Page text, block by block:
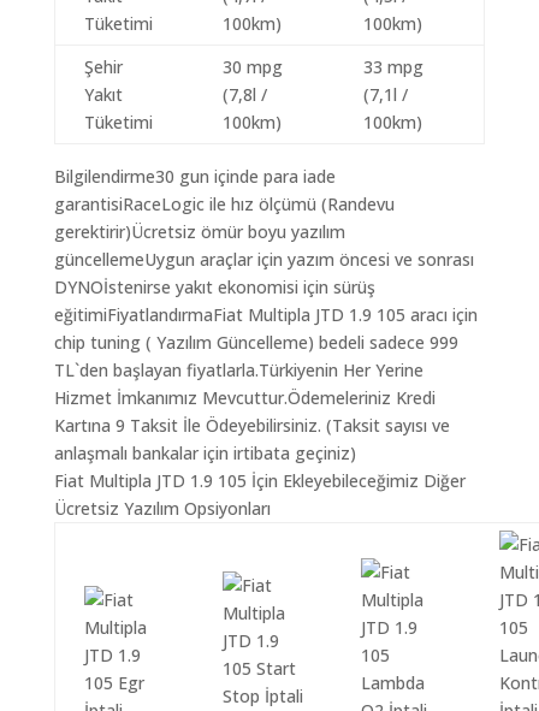
Tüketimi
100km)
100km)
Şehir
Yakıt
Tüketimi
30 mpg
(7,8l /
100km)
33 mpg
(7,1l /
100km)
Bilgilendirme30 gun içinde para iade
garantisiRaceLogic ile hız ölçümü (Randevu
gerektirir)Ücretsiz ömür boyu yazılım
güncellemeUygun araçlar için yazım öncesi ve sonrası
DYNOİstenirse yakıt ekonomisi için sürüş
eğitimiFiyatlandırmaFiat Multipla JTD 1.9 105 aracı için
chip tuning ( Yazılım Güncelleme) bedeli sadece 999
TL`den başlayan fiyatlarla.Türkiyenin Her Yerine
Hizmet İmkanımız Mevcuttur.Ödemeleriniz Kredi
Kartına 9 Taksit İle Ödeyebilirsiniz. (Taksit sayısı ve
anlaşmalı bankalar için irtibata geçiniz)
Fiat Multipla JTD 1.9 105 İçin Ekleyebileceğimiz Diğer
Ücretsiz Yazılım Opsiyonları